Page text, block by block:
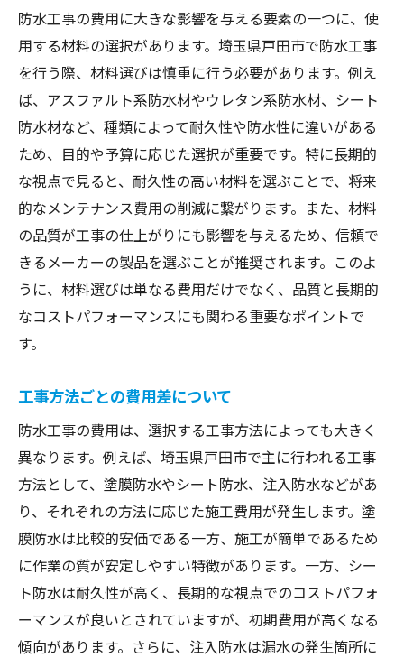
のコツ
評判の良い業者を見つけるための方法
実績とアフターケアの重要性
業者の過去事例から学ぶ選び方
地域密着型業者のメリットとデメリット
契約前に確認すべき業者の信頼性
実際の作業後の評判と口コミ分析
埼玉県戸田市で防水工事の費用を最適化する方
法
長期的な視点で見る費用対効果
必要最低限の工事内容で費用を抑える
最新技術の導入で長期的な費用削減を
費用を抑えつつも品質を維持する方法
賢い選択で戸田市の防水工事をコスト効果的に
実現する方法
費用を抑えつつ質を保つための選択肢
適切な業者とのコミュニケーション術
見積もり内容を活かしたスムーズな工事
完成後の満足度を高めるための工夫
費用を意識した長期間の計画設計
防水工事の費用に大きな影響を与える要素の一つに、使
用する材料の選択があります。埼玉県戸田市で防水工事
を行う際、材料選びは慎重に行う必要があります。例え
ば、アスファルト系防水材やウレタン系防水材、シート
防水材など、種類によって耐久性や防水性に違いがある
ため、目的や予算に応じた選択が重要です。特に長期的
な視点で見ると、耐久性の高い材料を選ぶことで、将来
的なメンテナンス費用の削減に繋がります。また、材料
の品質が工事の仕上がりにも影響を与えるため、信頼で
きるメーカーの製品を選ぶことが推奨されます。このよ
うに、材料選びは単なる費用だけでなく、品質と長期的
なコストパフォーマンスにも関わる重要なポイントで
す。
工事方法ごとの費用差について
防水工事の費用は、選択する工事方法によっても大きく
異なります。例えば、埼玉県戸田市で主に行われる工事
方法として、塗膜防水やシート防水、注入防水などがあ
り、それぞれの方法に応じた施工費用が発生します。塗
膜防水は比較的安価である一方、施工が簡単であるため
に作業の質が安定しやすい特徴があります。一方、シー
ト防水は耐久性が高く、長期的な視点でのコストパフォ
ーマンスが良いとされていますが、初期費用が高くなる
傾向があります。さらに、注入防水は漏水の発生箇所に